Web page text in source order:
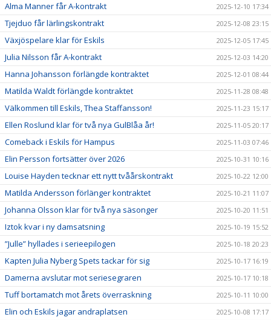
Alma Manner får A-kontrakt 2025-12-10 17:34
Tjejduo får lärlingskontrakt 2025-12-08 23:15
Växjöspelare klar för Eskils 2025-12-05 17:45
Julia Nilsson får A-kontrakt 2025-12-03 14:20
Hanna Johansson förlängde kontraktet 2025-12-01 08:44
Matilda Waldt förlängde kontraktet 2025-11-28 08:48
Välkommen till Eskils, Thea Staffansson! 2025-11-23 15:17
Ellen Roslund klar för två nya GulBlåa år! 2025-11-05 20:17
Comeback i Eskils för Hampus 2025-11-03 07:46
Elin Persson fortsätter över 2026 2025-10-31 10:16
Louise Hayden tecknar ett nytt tvåårskontrakt 2025-10-22 12:00
Matilda Andersson förlänger kontraktet 2025-10-21 11:07
Johanna Olsson klar för två nya säsonger 2025-10-20 11:51
Iztok kvar i ny damsatsning 2025-10-19 15:52
”Julle” hyllades i serieepilogen 2025-10-18 20:23
Kapten Julia Nyberg Spets tackar för sig 2025-10-17 16:19
Damerna avslutar mot seriesegraren 2025-10-17 10:18
Tuff bortamatch mot årets överraskning 2025-10-11 10:00
Elin och Eskils jagar andraplatsen 2025-10-08 17:17